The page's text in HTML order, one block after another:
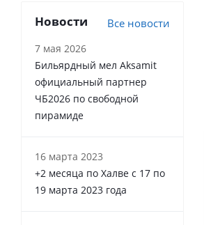
Новости Все новости
7 мая 2026
Бильярдный мел Aksamit
официальный партнер
ЧБ2026 по свободной
пирамиде
16 марта 2023
+2 месяца по Халве с 17 по
19 марта 2023 года